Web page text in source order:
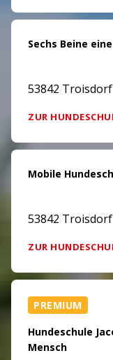
Sechs Beine
53842 Troisdorf
ZUR
Mobile
53842 Troisdorf
ZUR
PREMIUM
Hundeschule
Mensch